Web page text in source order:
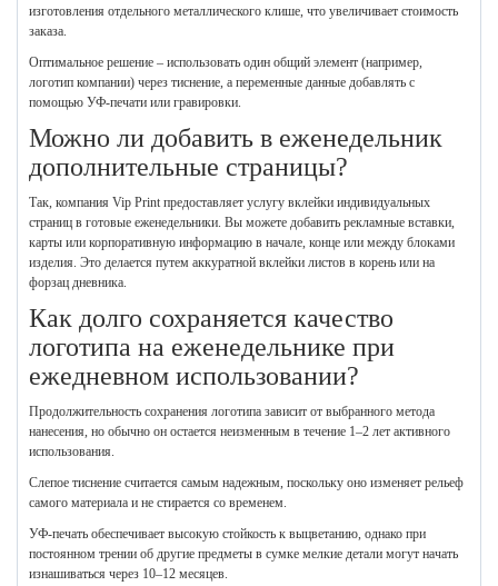
изготовления отдельного металлического клише, что увеличивает стоимость
заказа.
Оптимальное решение – использовать один общий элемент (например,
логотип компании) через тиснение, а переменные данные добавлять с
помощью УФ-печати или гравировки.
Можно ли добавить в еженедельник
дополнительные страницы?
Так, компания Vip Print предоставляет услугу вклейки индивидуальных
страниц в готовые еженедельники. Вы можете добавить рекламные вставки,
карты или корпоративную информацию в начале, конце или между блоками
изделия. Это делается путем аккуратной вклейки листов в корень или на
форзац дневника.
Как долго сохраняется качество
логотипа на еженедельнике при
ежедневном использовании?
Продолжительность сохранения логотипа зависит от выбранного метода
нанесения, но обычно он остается неизменным в течение 1–2 лет активного
использования.
Слепое тиснение считается самым надежным, поскольку оно изменяет рельеф
самого материала и не стирается со временем.
УФ-печать обеспечивает высокую стойкость к выцветанию, однако при
постоянном трении об другие предметы в сумке мелкие детали могут начать
изнашиваться через 10–12 месяцев.